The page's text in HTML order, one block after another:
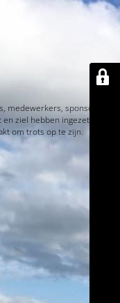
medewerkers, sponsors en
ziel hebben ingezet. Jullie
om trots op te zijn.